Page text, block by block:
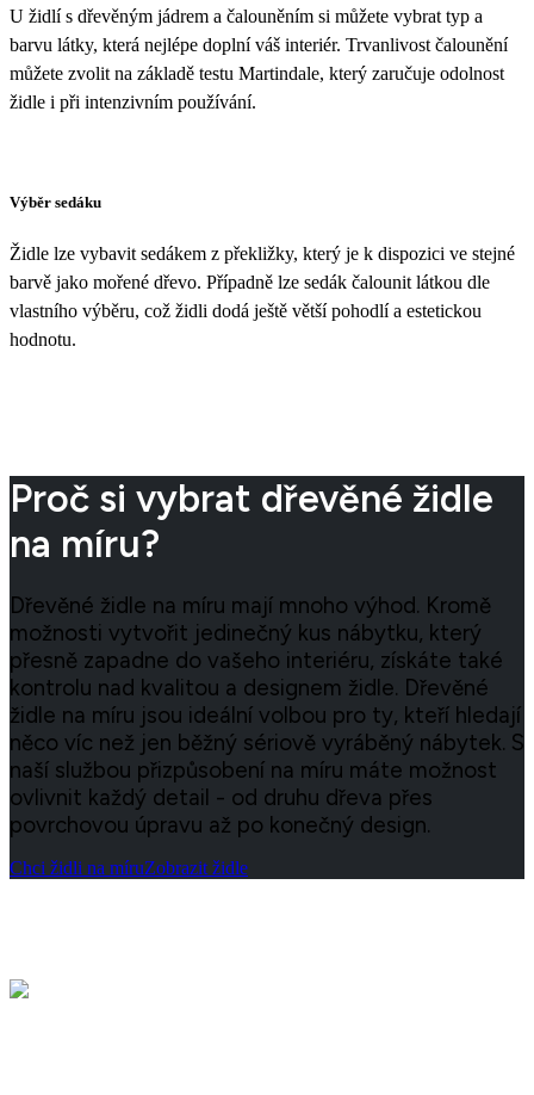
U židlí s dřevěným jádrem a čalouněním si můžete vybrat typ a
barvu látky, která nejlépe doplní váš interiér. Trvanlivost čalounění
můžete zvolit na základě testu Martindale, který zaručuje odolnost
židle i při intenzivním používání.
Výběr sedáku
Židle lze vybavit sedákem z překližky, který je k dispozici ve stejné
barvě jako mořené dřevo. Případně lze sedák čalounit látkou dle
vlastního výběru, což židli dodá ještě větší pohodlí a estetickou
hodnotu.
Proč si vybrat dřevěné židle
na míru?
Dřevěné židle na míru mají mnoho výhod. Kromě
možnosti vytvořit jedinečný kus nábytku, který
přesně zapadne do vašeho interiéru, získáte také
kontrolu nad kvalitou a designem židle. Dřevěné
židle na míru jsou ideální volbou pro ty, kteří hledají
něco víc než jen běžný sériově vyráběný nábytek. S
naší službou přizpůsobení na míru máte možnost
ovlivnit každý detail - od druhu dřeva přes
povrchovou úpravu až po konečný design.
Chci židli na míruZobrazit židle